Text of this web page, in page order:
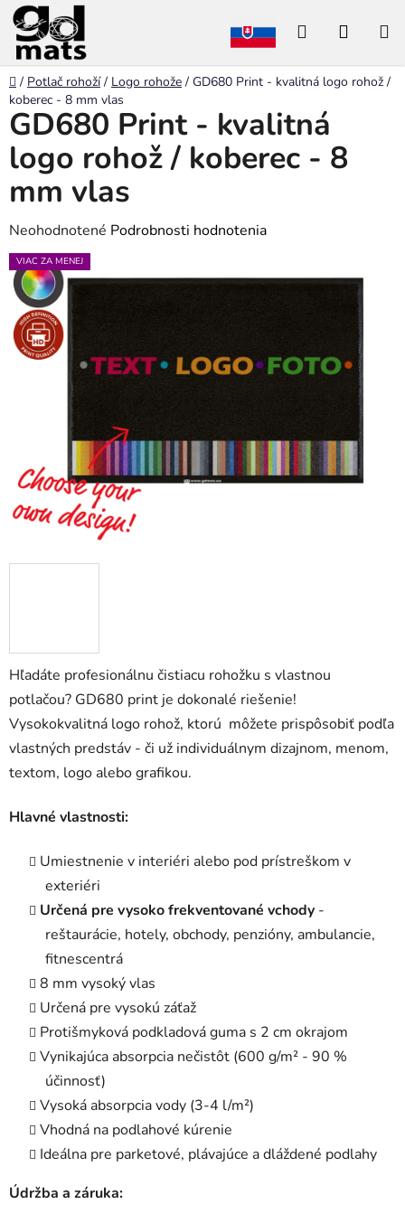
Prejsť
na
obsah
Hľadať
Domov
/ Potlač rohoží / Logo rohože / GD680 Print - kvalitná logo rohož /
koberec - 8 mm vlas
Hľadáte profesionálnu čistiacu rohožku s vlastnou
potlačou? GD680 print je dokonalé riešenie!
Vysokokvalitná logo rohož, ktorú môžete prispôsobiť podľa
vlastných predstáv - či už individuálnym dizajnom, menom,
textom, logo alebo grafikou.
Hlavné vlastnosti:
Umiestnenie v interiéri alebo pod prístreškom v
exteriéri
Určená pre vysoko frekventované vchody -
reštaurácie, hotely, obchody, penzióny, ambulancie,
fitnescentrá
8 mm vysoký vlas
Určená pre vysokú záťaž
Protišmyková podkladová guma s 2 cm okrajom
Vynikajúca absorpcia nečistôt (600 g/m² - 90 %
účinnosť)
Vysoká absorpcia vody (3-4 l/m²)
Vhodná na podlahové kúrenie
Ideálna pre parketové, plávajúce a dláždené podlahy
Údržba a záruka:
GD680 Print - kvalitná
logo rohož / koberec - 8
mm vlas
Priemerné
hodnotenie
produktu
je
0,0
hviezdičiek.
Neohodnotené Podrobnosti hodnotenia
VIAC ZA MENEJ